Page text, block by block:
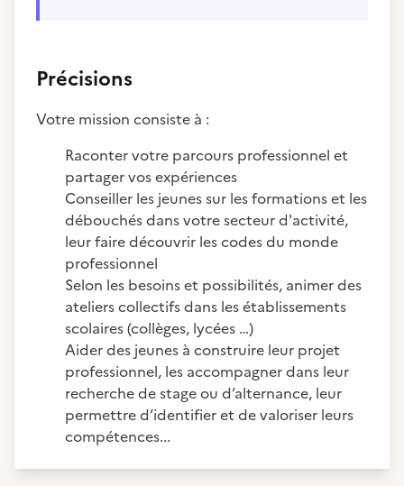
Précisions
Votre mission consiste à :
Raconter votre parcours professionnel et
partager vos expériences
Conseiller les jeunes sur les formations et les
débouchés dans votre secteur d'activité,
leur faire découvrir les codes du monde
professionnel
Selon les besoins et possibilités, animer des
ateliers collectifs dans les établissements
scolaires (collèges, lycées …)
Aider des jeunes à construire leur projet
professionnel, les accompagner dans leur
recherche de stage ou d’alternance, leur
permettre d’identifier et de valoriser leurs
compétences...